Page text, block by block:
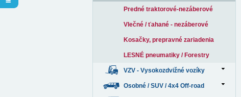
Predné traktorové-nezáberové
Vlečné / ťahané - nezáberové
Kosačky, prepravné zariadenia
LESNÉ pneumatiky / Forestry
VZV - Vysokozdvižné vozíky
Osobné / SUV / 4x4 Off-road